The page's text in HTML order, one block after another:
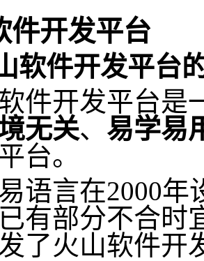
件开发平台
软件开发平台
件开发平台是
无关、 易学易
台。
语言在2000年
有部分不合时
了火山软件开